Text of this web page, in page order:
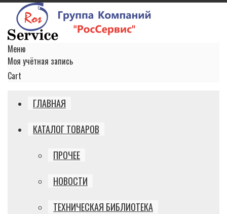
Меню
Моя учётная запись
Cart
ГЛАВНАЯ
КАТАЛОГ ТОВАРОВ
ПРОЧЕЕ
НОВОСТИ
ТЕХНИЧЕСКАЯ БИБЛИОТЕКА